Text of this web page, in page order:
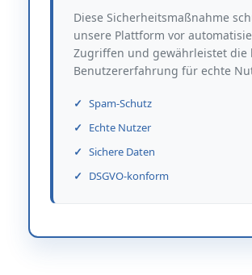
Diese Sicherheitsmaßnahme
unsere Plattform vor
Zugriffen und gewährleistet die
Benutzererfahrung für echte
Spam-Schutz
Echte Nutzer
Sichere Daten
DSGVO-konform